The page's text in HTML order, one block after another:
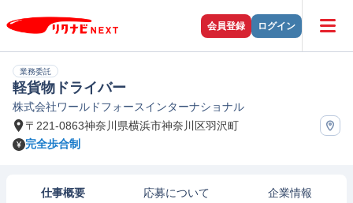
会員登録 ログイン
業務委託
軽貨物ドライバー
株式会社ワールドフォースインターナショナル
〒221-0863神奈川県横浜市神奈川区羽沢町
完全歩合制
仕事概要 応募について 企業情報